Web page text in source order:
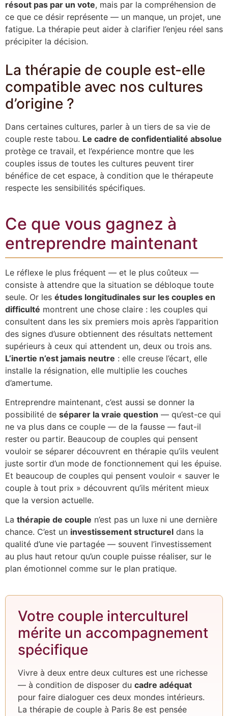
résout pas par un vote, mais par la compréhension de
ce que ce désir représente — un manque, un projet, une
fatigue. La thérapie peut aider à clarifier l’enjeu réel sans
précipiter la décision.
La thérapie de couple est-elle
compatible avec nos cultures
d’origine ?
Dans certaines cultures, parler à un tiers de sa vie de
couple reste tabou. Le cadre de confidentialité absolue
protège ce travail, et l’expérience montre que les
couples issus de toutes les cultures peuvent tirer
bénéfice de cet espace, à condition que le thérapeute
respecte les sensibilités spécifiques.
Ce que vous gagnez à
entreprendre maintenant
Le réflexe le plus fréquent — et le plus coûteux —
consiste à attendre que la situation se débloque toute
seule. Or les études longitudinales sur les couples en
difficulté montrent une chose claire : les couples qui
consultent dans les six premiers mois après l’apparition
des signes d’usure obtiennent des résultats nettement
supérieurs à ceux qui attendent un, deux ou trois ans.
L’inertie n’est jamais neutre : elle creuse l’écart, elle
installe la résignation, elle multiplie les couches
d’amertume.
Entreprendre maintenant, c’est aussi se donner la
possibilité de séparer la vraie question — qu’est-ce qui
ne va plus dans ce couple — de la fausse — faut-il
rester ou partir. Beaucoup de couples qui pensent
vouloir se séparer découvrent en thérapie qu’ils veulent
juste sortir d’un mode de fonctionnement qui les épuise.
Et beaucoup de couples qui pensent vouloir « sauver le
couple à tout prix » découvrent qu’ils méritent mieux
que la version actuelle.
La thérapie de couple n’est pas un luxe ni une dernière
chance. C’est un investissement structurel dans la
qualité d’une vie partagée — souvent l’investissement
au plus haut retour qu’un couple puisse réaliser, sur le
plan émotionnel comme sur le plan pratique.
Votre couple interculturel
mérite un accompagnement
spécifique
Vivre à deux entre deux cultures est une richesse
— à condition de disposer du cadre adéquat
pour faire dialoguer ces deux mondes intérieurs.
La thérapie de couple à Paris 8e est pensée